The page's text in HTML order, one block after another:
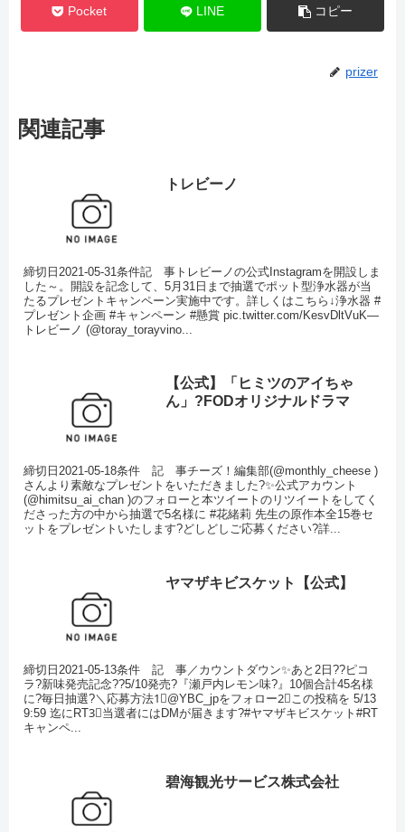
Pocket LINE コピー
prizer
関連記事
トレビーノ
締切日2021-05-31条件記 事トレビーノの公式Instagramを開設しま
した～。開設を記念して、5月31日まで抽選でポット型浄水器が当
たるプレゼントキャンペーン実施中です。詳しくはこちら↓浄水器 #
プレゼント企画 #キャンペーン #懸賞 pic.twitter.com/KesvDltVuK—
トレビーノ (@toray_torayvino...
【公式】「ヒミツのアイちゃ
ん」?FODオリジナルドラマ
締切日2021-05-18条件 記 事チーズ！編集部(@monthly_cheese )
さんより素敵なプレゼントをいただきました?✨公式アカウント
(@himitsu_ai_chan )のフォローと本ツイートのリツイートをしてく
ださった方の中から抽選で5名様に #花緒莉 先生の原作本全15巻セ
ットをプレゼントいたします?どしどしご応募ください?詳...
ヤマザキビスケット【公式】
締切日2021-05-13条件 記 事／カウントダウン✨あと2日??ピコ
ラ?新味発売記念??5/10発売?『瀬戸内レモン味?』10個合計45名様
に?毎日抽選?＼応募方法1⃣@YBC_jpをフォロー2⃣この投稿を 5/13
9:59 迄にRT3⃣当選者にはDMが届きます?#ヤマザキビスケット#RT
キャンペ...
碧海観光サービス株式会社